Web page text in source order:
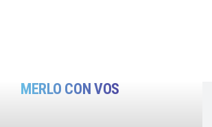
MERLO CON VOS